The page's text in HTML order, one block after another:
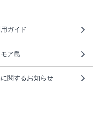
用ガイド
ア島
関するお知らせ